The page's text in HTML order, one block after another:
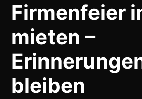
Firmenfeier
mieten –
bleiben